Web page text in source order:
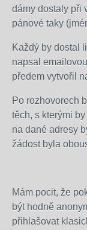
dámy dostaly při
pánové taky
Každý by dostal
napsal
předem vytvořil
Po rozhovorech
těch, s kterými
na dané adresy
žádost byla
Mám pocit, že
být hodně
přihlašovat